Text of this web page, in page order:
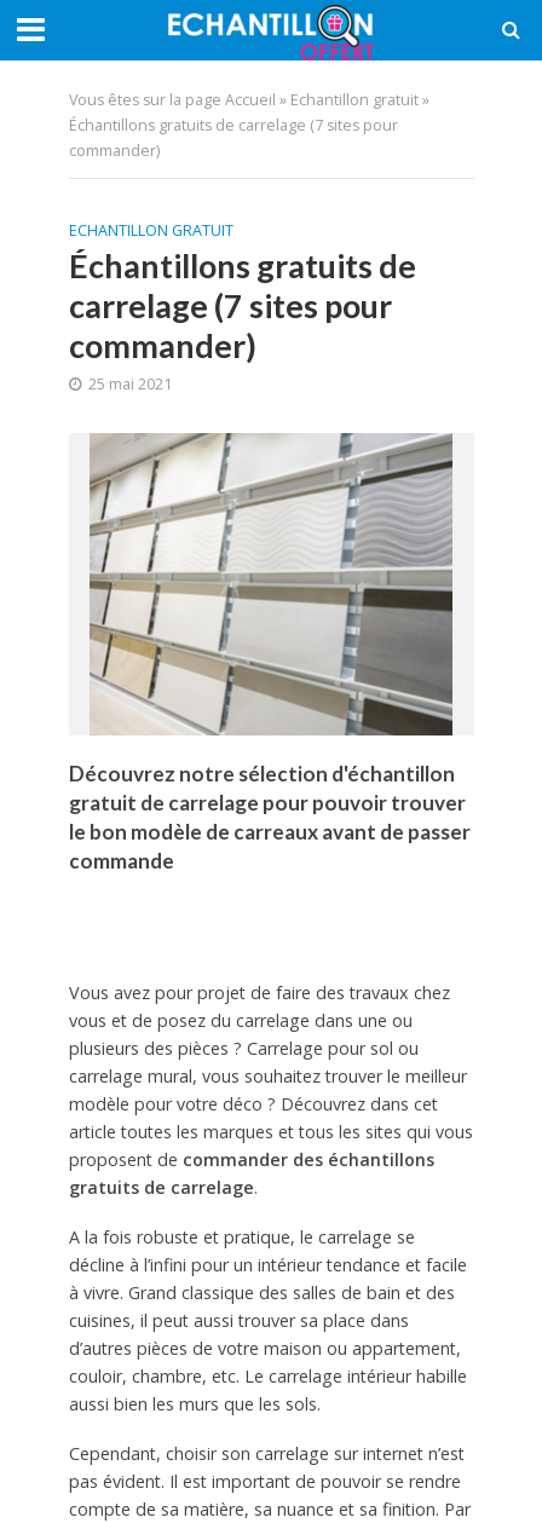
Vous êtes sur la page Accueil » Echantillon gratuit»
Échantillons gratuits de carrelage (7 sites pour
commander)
ECHANTILLON GRATUIT
Échantillons gratuits de
carrelage (7 sites pour
commander)
25 mai 2021
Découvrez notre sélection d'échantillon
gratuit de carrelage pour pouvoir trouver
le bon modèle de carreaux avant de passer
commande
Vous avez pour projet de faire des travaux chez
vous et de posez du carrelage dans une ou
plusieurs des pièces ? Carrelage pour sol ou
carrelage mural, vous souhaitez trouver le meilleur
modèle pour votre déco ? Découvrez dans cet
article toutes les marques et tous les sites qui vous
proposent de commander des échantillons
gratuits de carrelage.
A la fois robuste et pratique, le carrelage se
décline à l’infini pour un intérieur tendance et facile
à vivre. Grand classique des salles de bain et des
cuisines, il peut aussi trouver sa place dans
d’autres pièces de votre maison ou appartement,
couloir, chambre, etc. Le carrelage intérieur habille
aussi bien les murs que les sols.
Cependant, choisir son carrelage sur internet n’est
pas évident. Il est important de pouvoir se rendre
compte de sa matière, sa nuance et sa finition. Par